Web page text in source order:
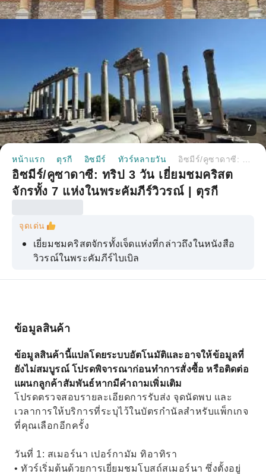
7
หน้าแรก ตุรกี อิซมีร์ ทัวร์หลายวัน
อิซมีร์/คูซาดาซี: ทริป 3 วัน เยี่ยมชมคริสต
จักรทั้ง 7 แห่งในพระคัมภีร์วิวรณ์ | ตุรกี
จุดเด่น
เยี่ยมชมคริสตจักรทั้งเจ็ดแห่งที่กล่าวถึงในหนังสือ
วิวรณ์ในพระคัมภีร์ไบเบิล
ทัวร์ส่วนตัว
ข้อมูลสินค้า
ข้อมูลสินค้านี้แปลโดยระบบอัตโนมัติและอาจให้ข้อมูลที่
ยังไม่สมบูรณ์ โปรดพิจารณาก่อนทำการสั่งซื้อ หรือติดต่อ
แผนกลูกค้าสัมพันธ์หากมีคำถามเพิ่มเติม
โปรดตรวจสอบรายละเอียดการรับส่ง จุดนัดพบ และ
เวลาการให้บริการที่ระบุไว้ในบัตรกำนัลสำหรับแพ็กเกจ
ที่คุณเลือกอีกครั้ง
วันที่ 1: สเมอร์นา เปอร์กามัม ทิอาทิรา
• ทัวร์เริ่มต้นด้วยการเยี่ยมชมโบสถ์สเมอร์นา ซึ่งตั้งอยู่